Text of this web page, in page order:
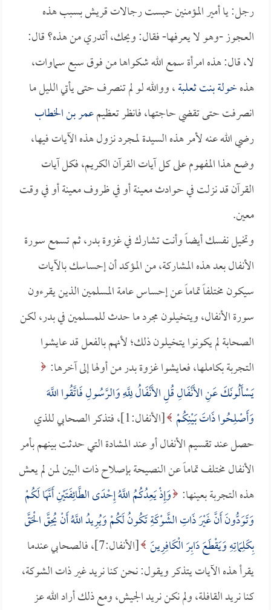
رجل: يا أمير المؤمنين حبست رجالات قريش بسبب هذه
العجوز -وهو لا يعرفها- فقال: ويحك، أتدري من هذه؟ قال:
لا، قال: هذه امرأة سمع الله شكواها من فوق سبع سماوات،
هذهخولة بنت ثعلبة، ووالله لو لم تنصرف حتى يأتي الليل ما
انصرفت حتى تقضي حاجتها، فانظر تعظيمعمر بن الخطاب
رضي الله عنه لأمر هذه السيدة لمجرد نزول هذه الآيات فيها،
وضع هذا المفهوم على كل آيات القرآن الكريم، فكل آيات
القرآن قد نزلت في حوادث معينة أو في ظروف معينة أو في وقت
معين.
وتخيل نفسك أيضاً وأنت تشارك في غزوة بدر، ثم تسمع سورة
الأنفال بعد هذه المشاركة، من المؤكد أن إحساسك بالآيات
سيكون مختلفاً تماماً عن إحساس عامة المسلمين الذين يقرءون
سورة الأنفال، ويتخيلون مجرد ما حدث للمسلمين في بدر، لكن
الصحابة لم يكونوا يتخيلون ذلك؛ لأنهم بالفعل قد عايشوا
التجربة بكاملها، فعايشوا غزوة بدر من أولها إلى آخرها:
يَسْأَلُونَكَ عَنِ الأَنْفَالِ قُلِ الأَنْفَالُ لِلَّهِ وَالرَّسُولِ فَاتَّقُوا اللَّهَ
وَأَصْلِحُوا ذَاتَ بَيْنِكُمْ
[الأنفال:1]، فتذكر الصحابي للذي
حصل عند تقسيم الأنفال أو عند المشادة التي حدثت بينهم بأمر
الأنفال مختلف تماماً عن النصيحة بإصلاح ذات البين لمن لم يعش
هذه التجربة بعينها: وَإِذْ يَعِدُكُمُ اللَّهُ إِحْدَى الطَّائِفَتَيْنِ أَنَّهَا لَكُمْ
وَتَوَدُّونَ أَنَّ غَيْرَ ذَاتِ الشَّوْكَةِ تَكُونُ لَكُمْ وَيُرِيدُ اللَّهُ أَنْ يُحِقَّ الْحَقَّ
بِكَلِمَاتِهِ وَيَقْطَعَ دَابِرَ الْكَافِرِينَ
[الأنفال:7]، فالصحابي عندما
يقرأ هذه الآيات يتذكر ويقول: نحن كنا نريد غير ذات الشوكة،
كنا نريد القافلة، ولم نكن نريد الجيش، ومع ذلك أراد الله عز